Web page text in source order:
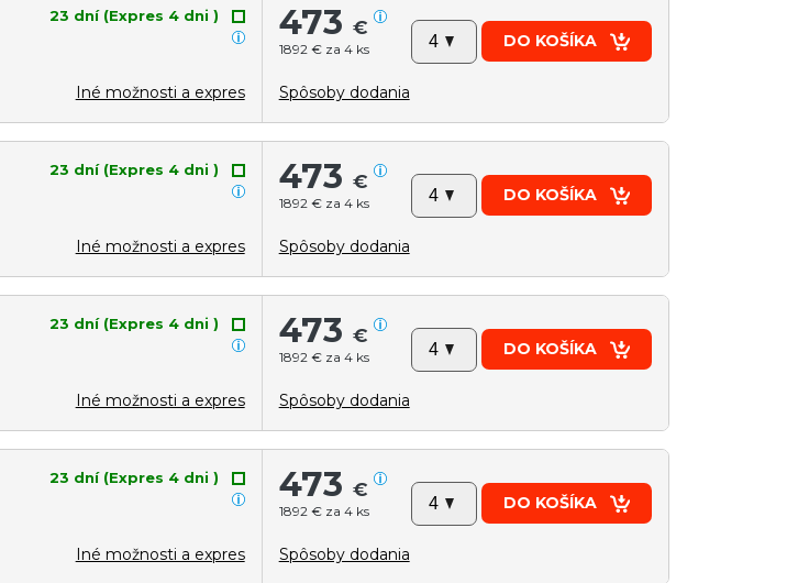
23 dní (Expres 4 dni )
Iné možnosti a expres
473 €
1892 € za 4 ks DO KOŠÍKA
Spôsoby dodania
23 dní (Expres 4 dni )
Iné možnosti a expres
473 €
1892 € za 4 ks DO KOŠÍKA
Spôsoby dodania
23 dní (Expres 4 dni )
Iné možnosti a expres
473 €
1892 € za 4 ks DO KOŠÍKA
Spôsoby dodania
23 dní (Expres 4 dni )
Iné možnosti a expres
473 €
1892 € za 4 ks DO KOŠÍKA
Spôsoby dodania